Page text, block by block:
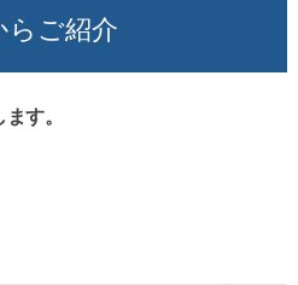
らご紹介
す。